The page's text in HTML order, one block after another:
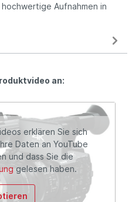
Aufnahmen in
an:
erklären Sie sich
Daten an YouTube
und dass Sie die
gelesen haben.